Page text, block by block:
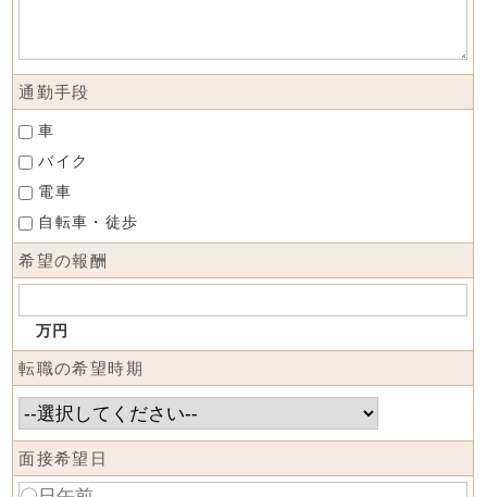
通勤手段
車
バイク
電車
自転車・徒歩
希望の報酬
万円
転職の希望時期
面接希望日